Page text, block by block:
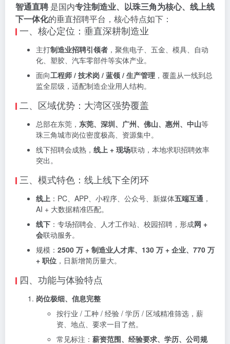
智通直聘是国内专注制造业、以珠三角为核心、线上线
下一体化的垂直招聘平台，核心特点如下：
一、核心定位：垂直深耕制造业
主打制造业招聘引领者 ，聚焦电子、五金、模具、自动
化、塑胶、汽车零部件等实体产业。
面向工程师 / 技术岗 / 蓝领 / 生产管理 ，覆盖从一线到总
监全层级，适配制造企业用人结构。
二、区域优势：大湾区强势覆盖
总部在东莞， 东莞、深圳、广州、佛山、惠州、中山等
珠三角城市岗位密度极高、资源集中。
线下招聘会成熟， 线上 + 现场联动，本地求职招聘效率
突出。
三、模式特色：线上线下全闭环
线上 ：PC、APP、小程序、公众号、新媒体五端互通 ，
AI + 大数据精准匹配。
线下 ：专场招聘会、人才工作站、校园招聘，形成网 +
会联动服务。
规模： 2500 万 + 制造业人才库、130 万 + 企业、770 万
+ 职位 ，日新增简历量大。
四、功能与体验特点
岗位极细、信息完整
按行业 / 工种 / 经验 / 学历 / 区域精准筛选，薪
资、地点、要求一目了然。
常见标注： 薪资范围、经验要求、学历、公司规